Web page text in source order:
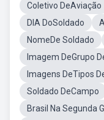
Coletivo DeAviação
DIA DoSoldado
NomeDe Soldado
Imagem DeGrupo
Imagens DeTipos
Soldado DeCampo
Brasil Na Segunda